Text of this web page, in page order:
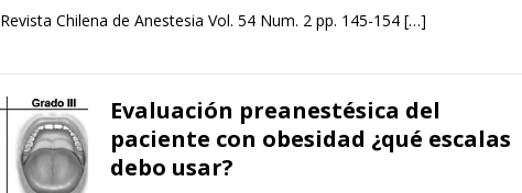
Revista Chilena de Anestesia Vol. 54 Num. 2 pp. 145-154 […]
Evaluación preanestésica del
paciente con obesidad ¿qué escalas
debo usar?